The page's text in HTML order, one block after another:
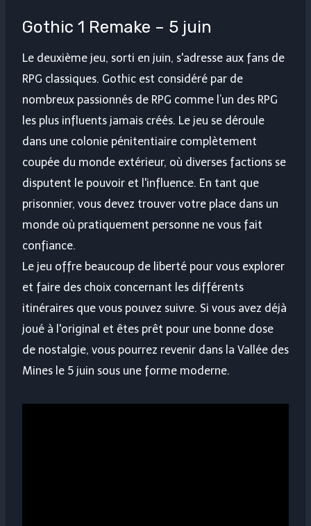
Gothic 1 Remake – 5 juin
Le deuxième jeu, sorti en juin, s'adresse aux fans de
RPG classiques. Gothic est considéré par de
nombreux passionnés de RPG comme l’un des RPG
les plus influents jamais créés. Le jeu se déroule
dans une colonie pénitentiaire complètement
coupée du monde extérieur, où diverses factions se
disputent le pouvoir et l'influence. En tant que
prisonnier, vous devez trouver votre place dans un
monde où pratiquement personne ne vous fait
confiance.
Le jeu offre beaucoup de liberté pour vous explorer
et faire des choix concernant les différents
itinéraires que vous pouvez suivre. Si vous avez déjà
joué à l'original et êtes prêt pour une bonne dose
de nostalgie, vous pourrez revenir dans la Vallée des
Mines le 5 juin sous une forme moderne.